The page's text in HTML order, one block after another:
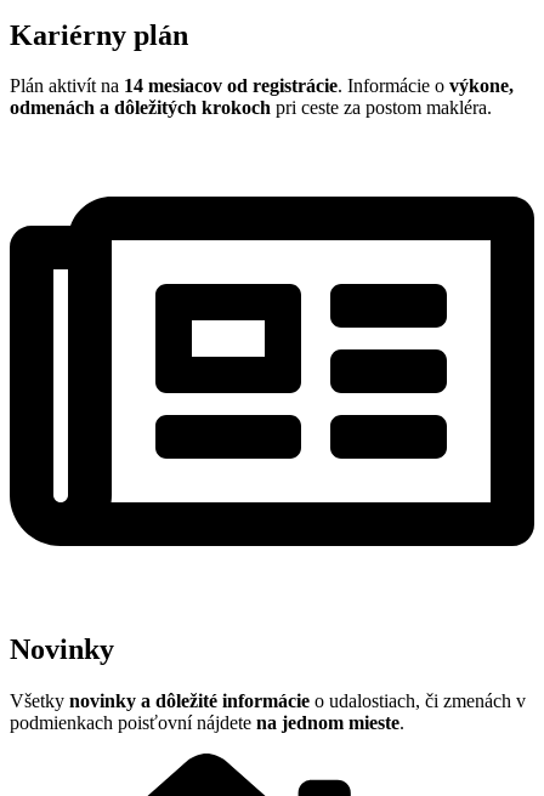
Kariérny plán
Plán aktivít na 14 mesiacov od registrácie. Informácie o výkone,
odmenách a dôležitých krokoch pri ceste za postom makléra.
Novinky
Všetky novinky a dôležité informácie o udalostiach, či zmenách v
podmienkach poisťovní nájdete na jednom mieste.